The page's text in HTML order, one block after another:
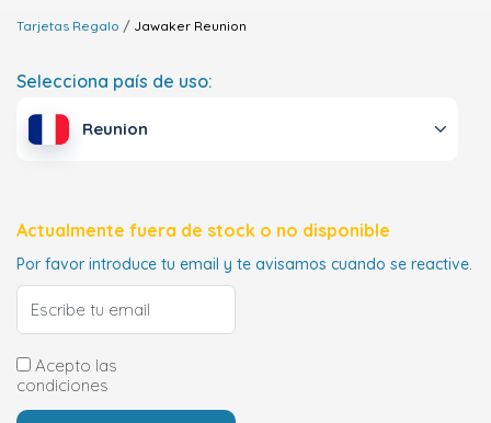
Tarjetas Regalo Jawaker Reunion
Selecciona país de uso:
Reunion
Actualmente fuera de stock o no disponible
Por favor introduce tu email y te avisamos cuando se reactive.
Acepto las
condiciones